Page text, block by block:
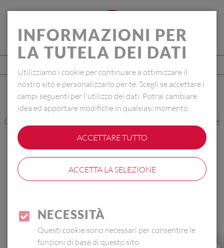
IT
PONZA
Caraffa termica a pompa | Comfort Press-Technologie
INFORMAZIONI PER
LA TUTELA DEI DATI
Utilizziamo i cookie per continuare a ottimizzare il
nostro sito e personalizzarlo per te. Scegli se accettare i
campi seguenti per l'utilizzo dei dati. Potrai cambiare
idea ed apportare modifiche in qualsiasi momento.
ACCETTARE TUTTO
ACCETTA LA SELEZIONE
NECESSITÀ
Questi cookie sono necessari per consentire le
funzioni di base di questo sito.